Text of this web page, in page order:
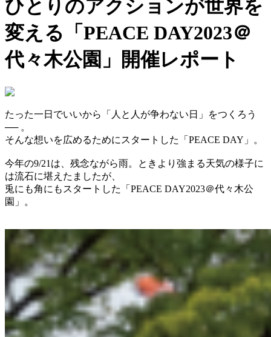
ひとりのアクションが世界を
変える「PEACE DAY2023＠
代々木公園」開催レポート
たった一日でいいから「人と人が争わない日」をつくろう
── 。
そんな想いを広めるためにスタートした「PEACE DAY」。
今年の9/21は、残念ながら雨。ときより強まる天気の様子に
は流石に堪えたましたが、
兎にも角にもスタートした「PEACE DAY2023＠代々木公
園」。